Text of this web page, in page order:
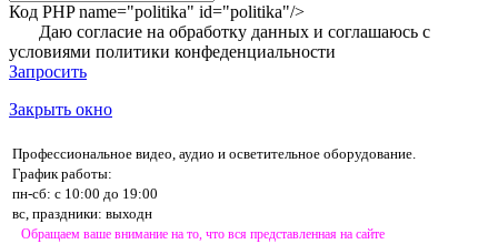
Код PHPname="politika" id="politika"/>
Даю согласие на обработку данных и соглашаюсь с
условиями политики конфеденциальности
Запросить
Закрыть окно
Профессиональное видео, аудио и осветительное оборудование.
График работы:
пн-сб: с 10:00 до 19:00
вс, праздники: выходн
Обращаем ваше внимание на то, что вся представленная на сайте